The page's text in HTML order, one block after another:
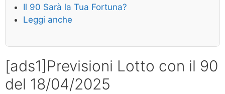
Il 90 Sarà la Tua Fortuna?
Leggi anche
[ads1]Previsioni Lotto con il 90
del 18/04/2025